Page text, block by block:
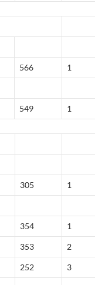
566 1
549 1
305 1
354 1
353 2
252 3